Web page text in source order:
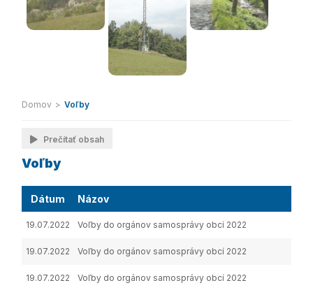
Domov > Voľby
Prečítať obsah
Voľby
Dátum Názov
19.07.2022 Voľby do orgánov samosprávy obcí 2022
19.07.2022 Voľby do orgánov samosprávy obcí 2022
19.07.2022 Voľby do orgánov samosprávy obcí 2022